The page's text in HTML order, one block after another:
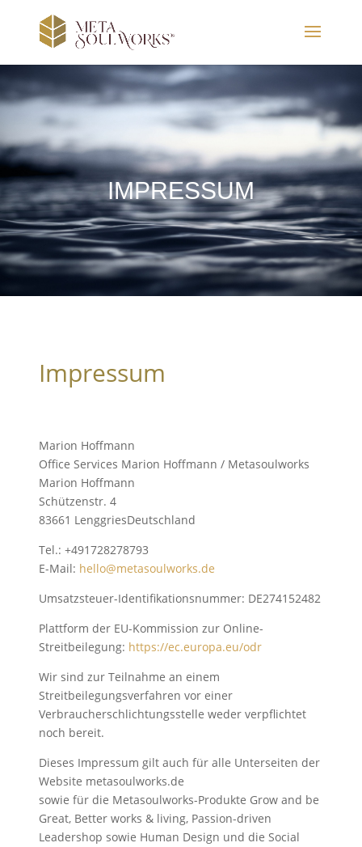
IMPRESSUM
Impressum
Marion Hoffmann
Office Services Marion Hoffmann / Metasoulworks
Marion Hoffmann
Schützenstr. 4
83661 LenggriesDeutschland
Tel.: +491728278793
E-Mail: hello@metasoulworks.de
Umsatzsteuer-Identifikationsnummer: DE274152482
Plattform der EU-Kommission zur Online-
Streitbeilegung: https://ec.europa.eu/odr
Wir sind zur Teilnahme an einem
Streitbeilegungsverfahren vor einer
Verbraucherschlichtungsstelle weder verpflichtet
noch bereit.
Dieses Impressum gilt auch füralle Unterseiten der
Website metasoulworks.de
sowie für die Metasoulworks-Produkte Grow and be
Great, Better works & living, Passion-driven
Leadershop sowie Human Design und die Social